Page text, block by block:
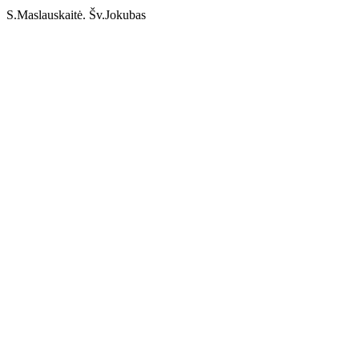
S.Maslauskaitė. Šv.Jokubas